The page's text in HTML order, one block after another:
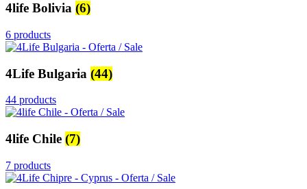
4life Bolivia (6)
6 products
4Life Bulgaria (44)
44 products
4life Chile (7)
7 products